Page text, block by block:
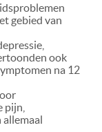
gebied van
ook
na 12
pijn,
allemaal